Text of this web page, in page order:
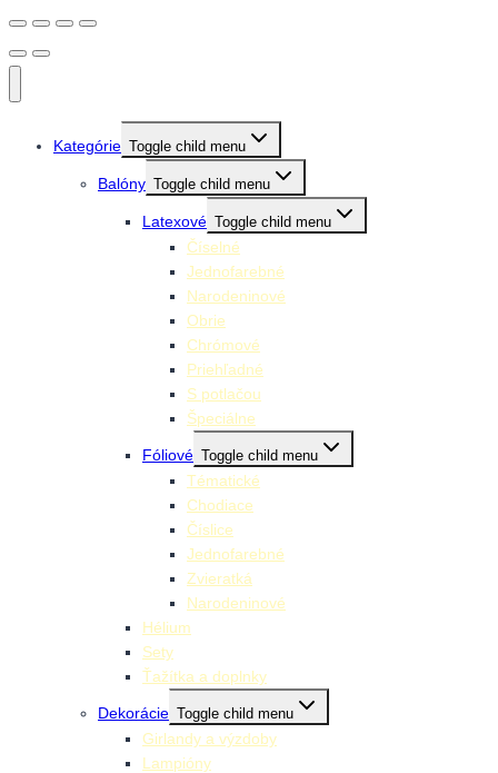
Kategórie Toggle child menu
Balóny Toggle child menu
Latexové Toggle child menu
Číselné
Jednofarebné
Narodeninové
Obrie
Chrómové
Priehľadné
S potlačou
Špeciálne
Fóliové Toggle child menu
Tématické
Chodiace
Číslice
Jednofarebné
Zvieratká
Narodeninové
Hélium
Sety
Ťažítka a doplnky
Dekorácie Toggle child menu
Girlandy a výzdoby
Lampióny